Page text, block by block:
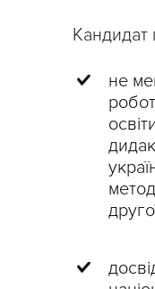
Кандидат
не